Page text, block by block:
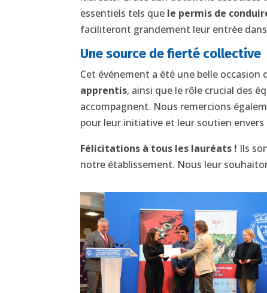
essentiels tels que le permis de
faciliteront grandement leur entrée
Une source de fierté collective
Cet événement a été une belle occasion
apprentis, ainsi que le rôle crucial des
accompagnent. Nous remercions
pour leur initiative et leur soutien
Félicitations à tous les lauréats ! Ils
notre établissement. Nous leur